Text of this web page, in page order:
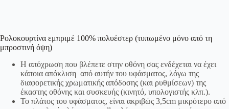
Ρολοκουρτίνα εμπριμέ 100% πολυέστερ (τυπωμένο μόνο από τη
μπροστινή όψη)
Η απόχρωση που βλέπετε στην οθόνη σας ενδέχεται να έχει
κάποια απόκλιση από αυτήν του υφάσματος, λόγω της
διαφορετικής χρωματικής απόδοσης (και ρυθμίσεων) της
έκαστης οθόνης και συσκευής (κινητό, υπολογιστής κλπ.).
Το πλάτος του υφάσματος, είναι ακριβώς 3,5cm μικρότερο από